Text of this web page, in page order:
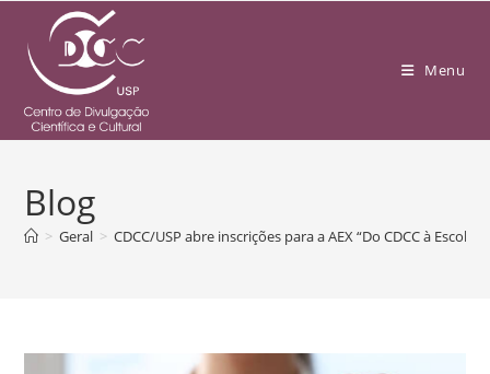
Menu
Blog
> Geral > CDCC/USP abre inscrições para a AEX “Do CDCC à